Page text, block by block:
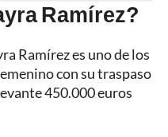
Ramírez?
Ramírez es uno de los
con su traspaso
450.000 euros